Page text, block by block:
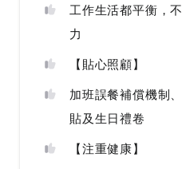
工作生活都平衡，
力
【貼心照顧】
加班誤餐補償機制
貼及生日禮卷
【注重健康】